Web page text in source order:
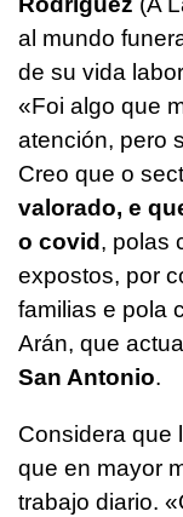
al mundo
de su vida
«Foi algo que
atención, pero
Creo que o
valorado, e
o covid , polas
expostos, por
familias e pola
Arán, que
San Antonio.
Considera que
que en mayor
trabajo diario. «